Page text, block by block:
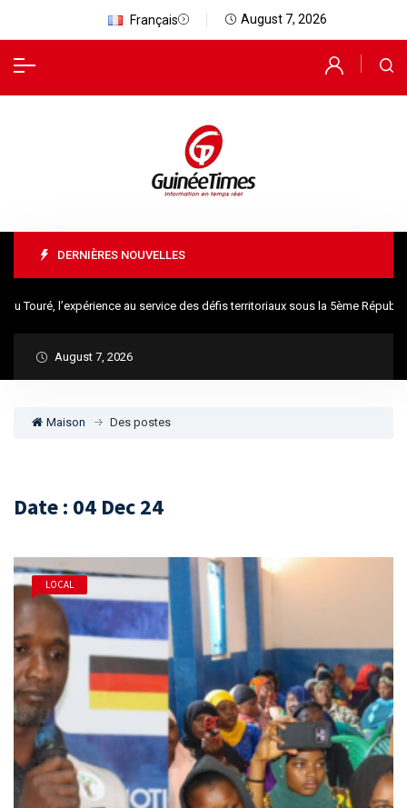
Français August 7, 2026
DERNIÈRES NOUVELLES
l’expérience au service des défis territoriaux sous la 5ème République
August 7, 2026
Maison Des postes
Date : 04 Dec 24
LOCAL